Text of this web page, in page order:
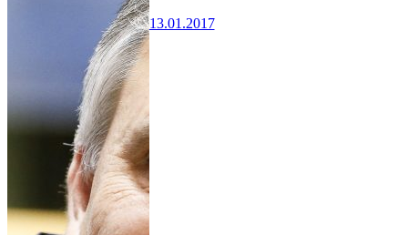
13.01.2017